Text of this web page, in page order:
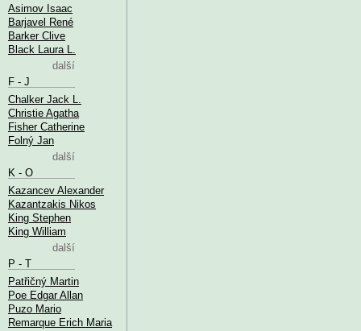
Asimov Isaac
Barjavel René
Barker Clive
Black Laura L.
další
F - J
Chalker Jack L.
Christie Agatha
Fisher Catherine
Folný Jan
další
K - O
Kazancev Alexander
Kazantzakis Nikos
King Stephen
King William
další
P - T
Patřičný Martin
Poe Edgar Allan
Puzo Mario
Remarque Erich Maria